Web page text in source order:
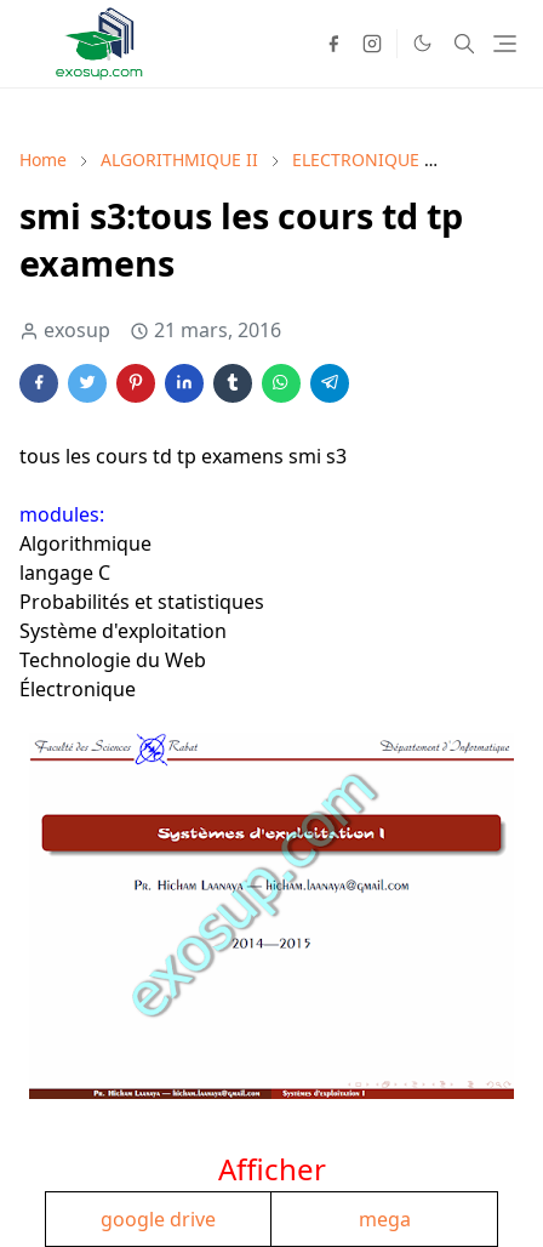
Home ALGORITHMIQUE II ELECTRONIQUE
smi s3:tous les cours td tp
examens
exosup 21 mars, 2016
tous les cours td tp examens smi s3
modules:
Algorithmique
langage C
Probabilités et statistiques
Système d'exploitation
Technologie du Web
Électronique
Afficher
google drive mega